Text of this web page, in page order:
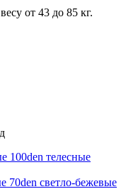
от 43 до 85 кг.
100den телесные
70den светло-бежевые